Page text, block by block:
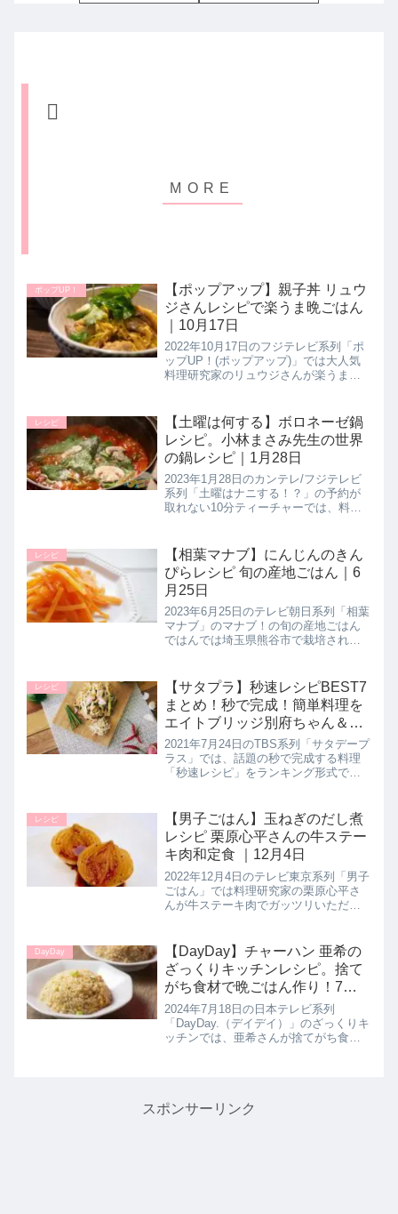
ポップUP！
【ポップアップ】親子丼 リュウ
ジさんレシピで楽うま晩ごはん
｜10月17日
2022年10月17日のフジテレビ系列「ポ
ップUP！(ポップアップ)」では大人気
料理研究家のリュウジさんが楽うまバ
介します。時間差で加えた半熟卵がご
飯と絡む至高の逸品です。...
レシピ
【土曜は何する】ボロネーゼ鍋
レシピ。小林まさみ先生の世界
の鍋レシピ｜1月28日
2023年1月28日のカンテレ/フジテレビ
系列「土曜はナニする！？」の予約が
取れない10分ティーチャーでは、料理
きない！世界の鍋料理として簡単に作
れる世界の鍋レシピ【ボロネ...
レシピ
【相葉マナブ】にんじんのきん
ぴらレシピ 旬の産地ごはん｜6
月25日
2023年6月25日のテレビ朝日系列「相葉
マナブ」のマナブ！の旬の産地ごはん
ではんでは埼玉県熊谷市で栽培されて
にんじんレシピ【にんじんのきんぴ
ら】作り方を教えてくれたので詳...
レシピ
【サタプラ】秒速レシピBEST7
まとめ！秒で完成！簡単料理を
エイトブリッジ別府ちゃん＆こ
がけんさんが挑戦｜7月24日
2021年7月24日のTBS系列「サタデープ
ラス」では、話題の秒で完成する料理
「秒速レシピ」をランキング形式で７
ら秒速レシピBEST7まとめ第７位 ご
ぼうサラダこがけんさ...
レシピ
【男子ごはん】玉ねぎのだし煮
レシピ 栗原心平さんの牛ステー
キ肉和定食 ｜12月4日
2022年12月4日のテレビ東京系列「男子
ごはん」では料理研究家の栗原心平さ
んが牛ステーキ肉でガッツリいただく
ます。醤油などを合わせたかつお出汁
でシッカリと煮込んだ玉ねぎを...
DayDay
【DayDay】チャーハン 亜希の
ざっくりキッチンレシピ。捨て
がち食材で晩ごはん作り！7月
18日【デイデイ】
2024年7月18日の日本テレビ系列
「DayDay.（デイデイ）」のざっくりキ
ッチンでは、亜希さんが捨てがち食材
スポンサーリンク